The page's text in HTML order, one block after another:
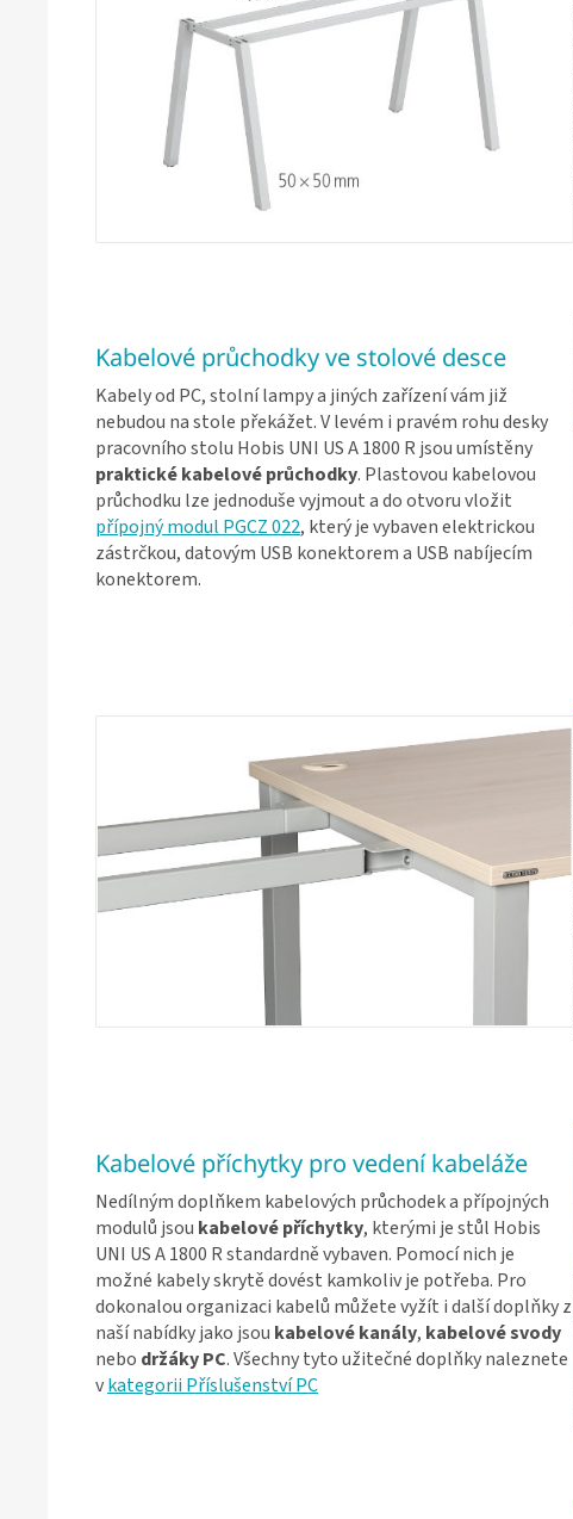
Kabelové průchodky ve stolové desce
Kabely od PC, stolní lampy a jiných zařízení vám již
nebudou na stole překážet. V levém i pravém rohu desky
pracovního stolu Hobis UNI US A 1800 R jsou umístěny
praktické kabelové průchodky. Plastovou kabelovou
průchodku lze jednoduše vyjmout a do otvoru vložit
přípojný modul PGCZ 022, který je vybaven elektrickou
zástrčkou, datovým USB konektorem a USB nabíjecím
konektorem.
Kabelové příchytky pro vedení kabeláže
Nedílným doplňkem kabelových průchodek a přípojných
modulů jsou kabelové příchytky, kterými je stůl Hobis
UNI US A 1800 R standardně vybaven. Pomocí nich je
možné kabely skrytě dovést kamkoliv je potřeba. Pro
dokonalou organizaci kabelů můžete vyžít i další doplňky z
naší nabídky jako jsou kabelové kanály, kabelové svody
nebo držáky PC. Všechny tyto užitečné doplňky naleznete
vkategorii Příslušenství PC